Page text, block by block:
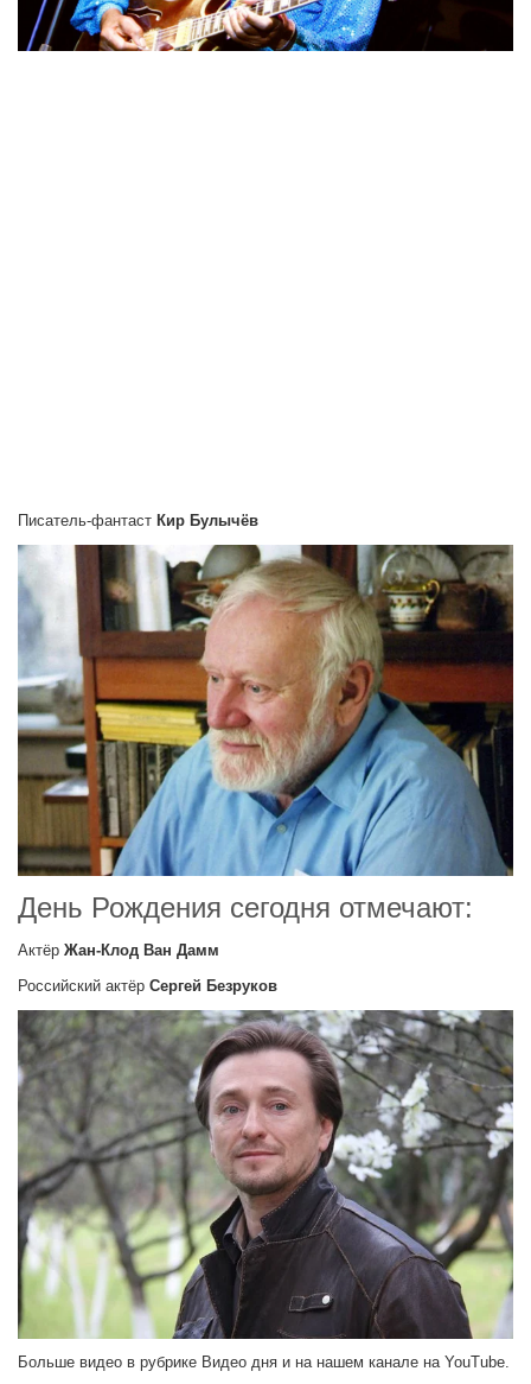
Писатель-фантаст Кир Булычёв
День Рождения сегодня отмечают:
Актёр Жан-Клод Ван Дамм
Российский актёр Сергей Безруков
Больше видео в рубрике Видео дня и на нашем канале на YouTube.